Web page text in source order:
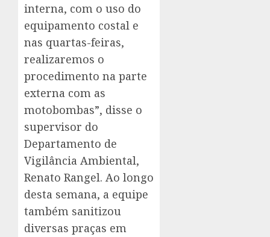
interna, com o uso do
equipamento costal e
nas quartas-feiras,
realizaremos o
procedimento na parte
externa com as
motobombas”, disse o
supervisor do
Departamento de
Vigilância Ambiental,
Renato Rangel. Ao longo
desta semana, a equipe
também sanitizou
diversas praças em